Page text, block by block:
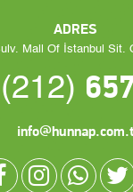
ADRES
Mall Of İstanbul Sit.